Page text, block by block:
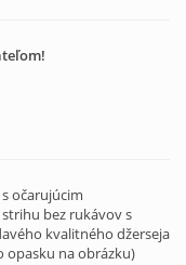
očarujúcim
bez rukávov s
kvalitného džerseja
opasku na obrázku)